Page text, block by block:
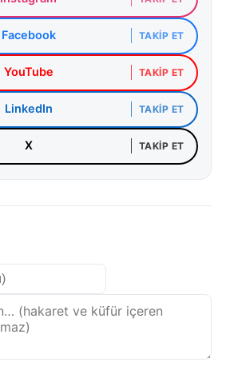
Facebook TAKIP ET
YouTube TAKIP ET
LinkedIn TAKIP ET
X TAKIP ET